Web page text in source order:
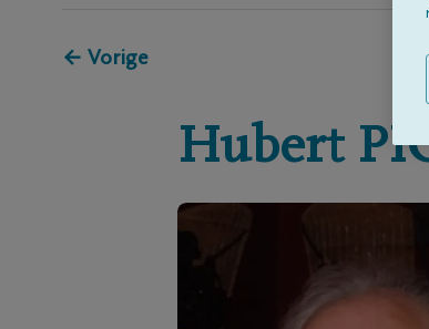
← Vorige
Hubert